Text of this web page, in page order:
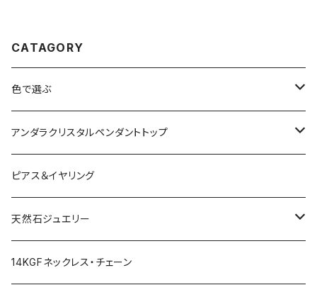
CATAGORY
色で選ぶ
ブルー
ピンク
レッド
イエロー
アンダラクリスタルペンダントトップ
Amber
Angel Aura
Angel Aura Cismic Ice
ピアス＆イヤリング
天然石ジュエリー
ハーキマーダイヤモンド
14KGFネックレス・チェーン